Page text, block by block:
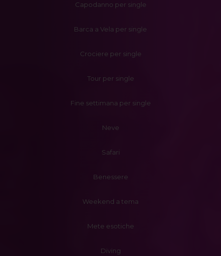
Capodanno per single
Barca a Vela per single
Crociere per single
Tour per single
Fine settimana per single
Neve
Safari
Benessere
Weekend a tema
Mete esotiche
Diving